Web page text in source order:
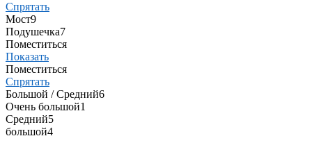
Спрятать
Мост9
Подушечка7
Поместиться
Показать
Поместиться
Спрятать
Большой / Средний6
Очень большой1
Средний5
большой4